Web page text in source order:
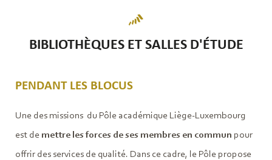
BIBLIOTHÈQUES ET SALLES D'ÉTUDE
PENDANT LES BLOCUS
Une des missions du Pôle académique Liège-Luxembourg
est de mettre les forces de ses membres en commun pour
offrir des services de qualité. Dans ce cadre, le Pôle propose